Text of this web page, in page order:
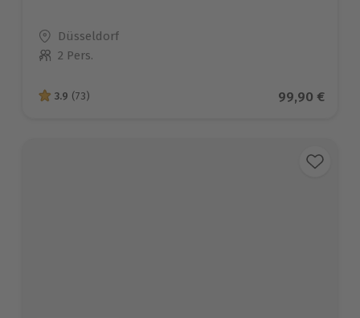
Standort
Düsseldorf
Anzahl der Teilnehmer
2 Pers.
3.9 von 5 Sternen basierend auf 73 Bewertungen
3.9 (73) Aktueller
99,90 €